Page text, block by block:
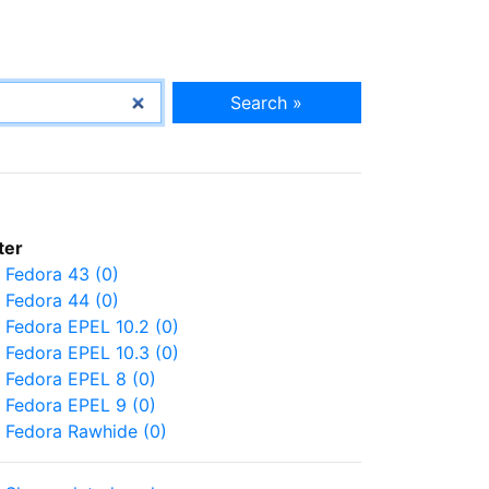
Search »
Fedora 43 (0)
Fedora 44 (0)
Fedora EPEL 10.2 (0)
Fedora EPEL 10.3 (0)
Fedora EPEL 8 (0)
Fedora EPEL 9 (0)
Fedora Rawhide (0)